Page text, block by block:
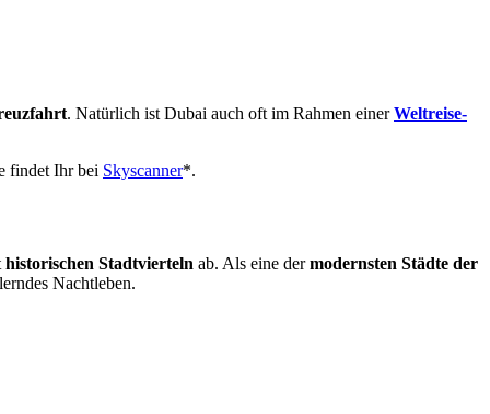
. Natürlich ist Dubai auch oft im Rahmen einerWeltreise-
findet Ihr bei Skyscanner*.
historischen Stadtvierteln ab. Als eine dermodernsten Städte der
Nachtleben.